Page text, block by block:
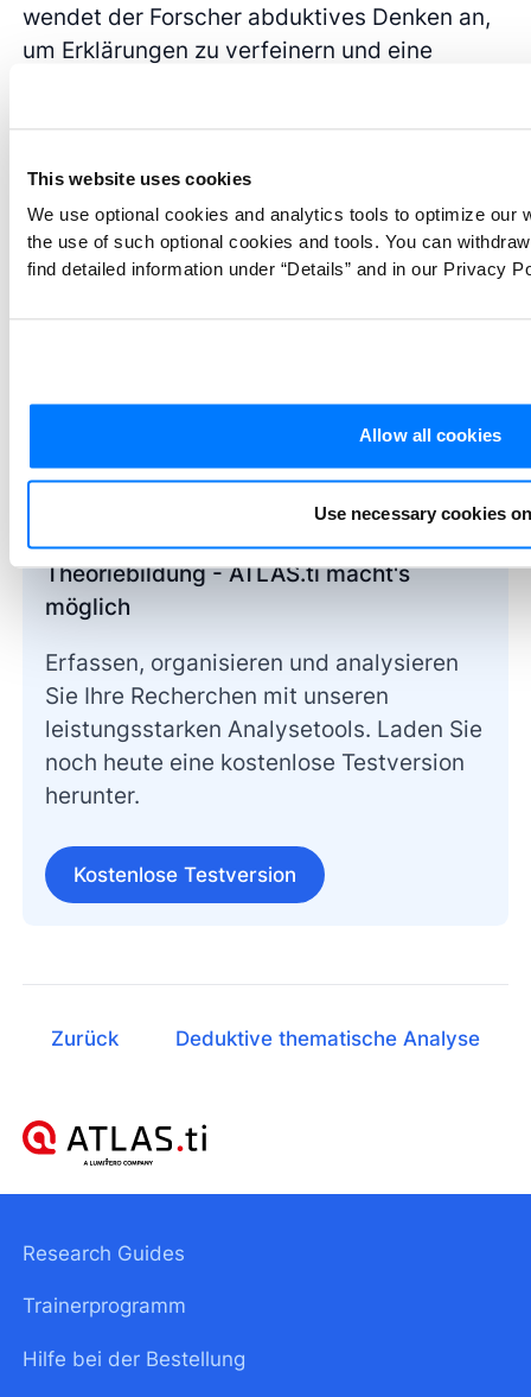
This website uses cookies
We use optional cookies and analytics tools to optimize our
the use of such optional cookies and tools. You can
find detailed information under “Details” and in our Privacy
Allow all cookies
Use necessary cookies
wendet der Forscher abduktives Denken an,
um Erklärungen zu verfeinern und eine
Phänomens verbessert. Die Themen werden
dann klar definiert und benannt, wobei das
Wesentliche dessen, was jedes Thema im
Kontext der breiteren Analyse darstellt, für
einen qualitativen Bericht festgehalten wird,
Von der Datenerfassung bis zur
Theoriebildung - ATLAS.ti macht's
möglich
Erfassen, organisieren und analysieren
Sie Ihre Recherchen mit unseren
leistungsstarken Analysetools. Laden Sie
noch heute eine kostenlose Testversion
herunter.
Kostenlose Testversion
Zurück Deduktive thematische Analyse
Research Guides
Trainerprogramm
Hilfe bei der Bestellung